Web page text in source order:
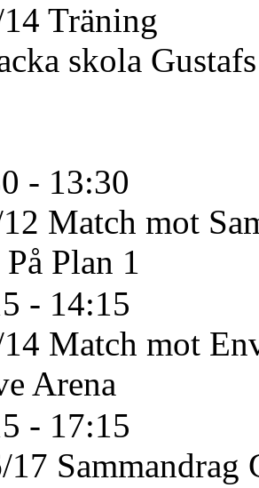
Träning
skola
- 13:30
Match mot
Plan 1
- 14:15
Match mot
Arena
- 17:15
17